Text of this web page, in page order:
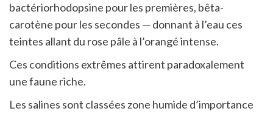
bactériorhodopsine pour les premières, bêta-
carotène pour les secondes — donnant à l’eau ces
teintes allant du rose pâle à l’orangé intense.
Ces conditions extrêmes attirent paradoxalement
une faune riche.
Les salines sont classées zone humide d’importance